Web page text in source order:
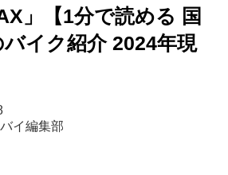
」【1分で読める 国
イク紹介 2024年現
イ編集部